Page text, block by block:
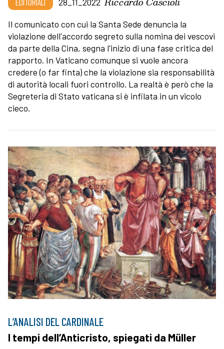
Il comunicato con cui la Santa Sede denuncia la
violazione dell'accordo segreto sulla nomina dei vescovi
da parte della Cina, segna l'inizio di una fase critica del
rapporto. In Vaticano comunque si vuole ancora
credere (o far finta) che la violazione sia responsabilità
di autorità locali fuori controllo. La realtà è però che la
Segreteria di Stato vaticana si è infilata in un vicolo
cieco.
L’ANALISI DEL CARDINALE
I tempi dell’Anticristo, spiegati da Müller